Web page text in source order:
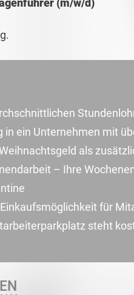
(m/w/d)
in ein Unternehmen mit
als
– Ihre
für
steht